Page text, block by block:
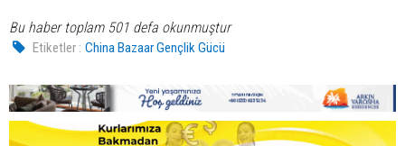
Bu haber toplam 501 defa okunmuştur
Etiketler : China Bazaar Gençlik Gücü